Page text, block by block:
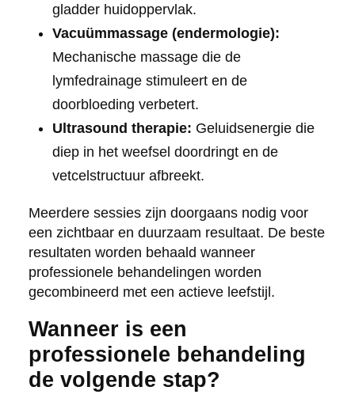
gladder huidoppervlak.
Vacuümmassage (endermologie):
Mechanische massage die de
lymfedrainage stimuleert en de
doorbloeding verbetert.
Ultrasound therapie: Geluidsenergie die
diep in het weefsel doordringt en de
vetcelstructuur afbreekt.
Meerdere sessies zijn doorgaans nodig voor
een zichtbaar en duurzaam resultaat. De beste
resultaten worden behaald wanneer
professionele behandelingen worden
gecombineerd met een actieve leefstijl.
Wanneer is een
professionele behandeling
de volgende stap?